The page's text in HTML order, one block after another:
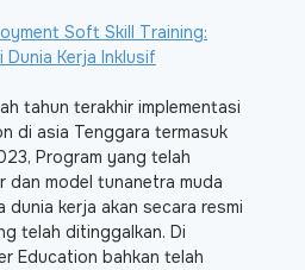
Soft Skill Training:
Kerja Inklusif
tahun terakhir implementasi
di asia Tenggara termasuk
Program yang telah
dan model tunanetra muda
kerja akan secara resmi
telah ditinggalkan. Di
Education bahkan telah